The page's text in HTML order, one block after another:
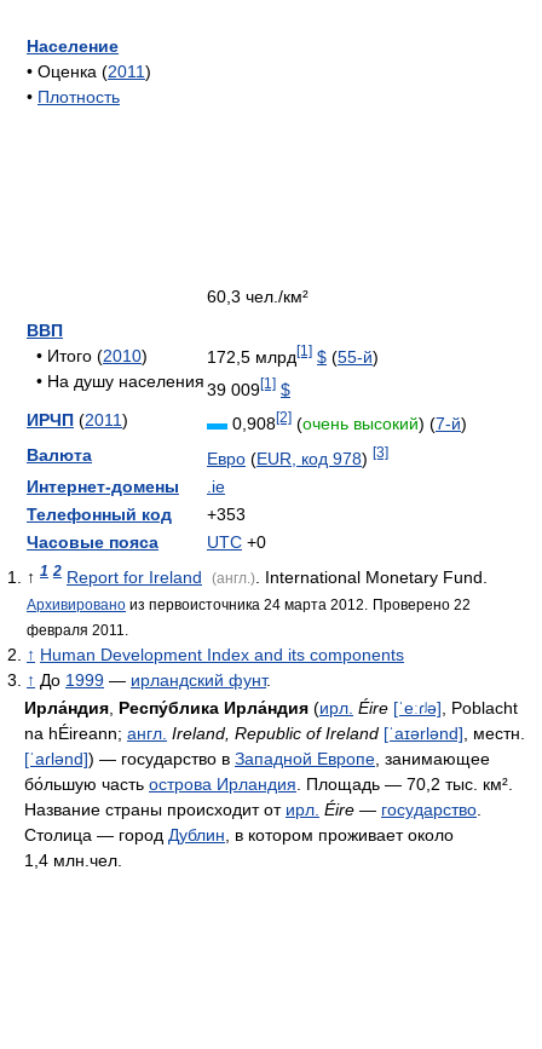
Население
• Оценка (2011)
• Плотность
60,3 чел./км²
ВВП
• Итого (2010)
• На душу населения
172,5 млрд[1] $ (55-й)
39 009[1] $
ИРЧП (2011) ▬ 0,908[2] (очень высокий) (7-й)
Валюта
Евро (EUR, код 978) [3]
Интернет-домены
.ie
Телефонный код
+353
Часовые пояса
UTC +0
↑ 1 2 Report for Ireland (англ.) . International Monetary Fund.
Архивировано из первоисточника 24 марта 2012.
Проверено 22
февраля 2011.
↑ Human Development Index and its components
↑ До 1999 — ирландский фунт.
Ирла́ндия Респу́блика Ирла́ндия (ирл. Éire [ˈeːɾʲə] , Poblacht
na hÉireann; англ. Ireland, Republic of Ireland [ˈaɪərlənd] , местн.
[ˈaɾlənd]) — государство в Западной Европе , занимающее
бо́льшую часть острова Ирландия . Площадь — 70,2 тыс. км².
Название страны происходит от ирл. Éire — государство
Столица — город Дублин , в котором проживает около
1,4 млн.чел.